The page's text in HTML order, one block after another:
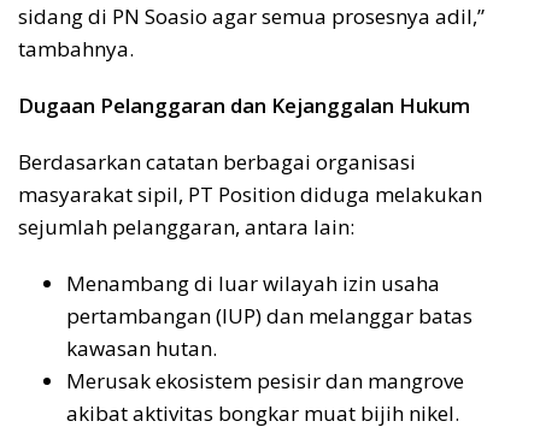
sidang di PN Soasio agar semua prosesnya adil,”
tambahnya.
Dugaan Pelanggaran dan Kejanggalan Hukum
Berdasarkan catatan berbagai organisasi
masyarakat sipil, PT Position diduga melakukan
sejumlah pelanggaran, antara lain:
Menambang di luar wilayah izin usaha
pertambangan (IUP) dan melanggar batas
kawasan hutan.
Merusak ekosistem pesisir dan mangrove
akibat aktivitas bongkar muat bijih nikel.